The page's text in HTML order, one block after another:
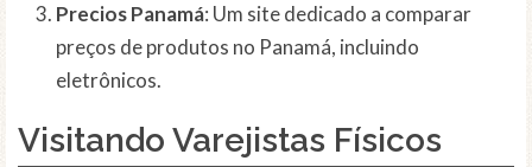
Precios Panamá: Um site dedicado a comparar
preços de produtos no Panamá, incluindo
eletrônicos.
Visitando Varejistas Físicos